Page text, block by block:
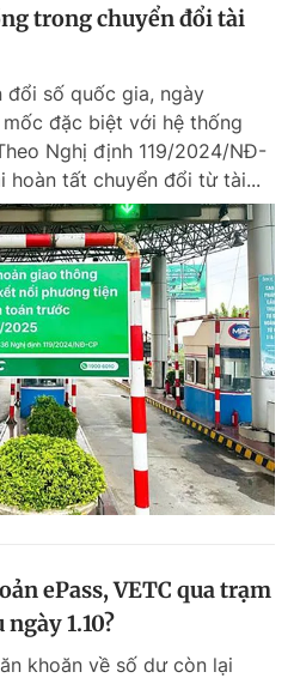
trong chuyển đổi tài
đổi số quốc gia, ngày
đặc biệt với hệ thống
Nghị định 119/2024/NĐ-
hoàn tất chuyển đổi từ tài...
ePass, VETC qua trạm
1.10?
khoăn về số dư còn lại